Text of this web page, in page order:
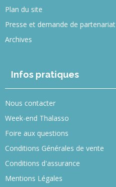
Plan du site
Presse et demande de partenariat
Archives
Infos pratiques
Nous contacter
Week-end Thalasso
Foire aux questions
Conditions Générales de vente
Conditions d'assurance
Mentions Légales